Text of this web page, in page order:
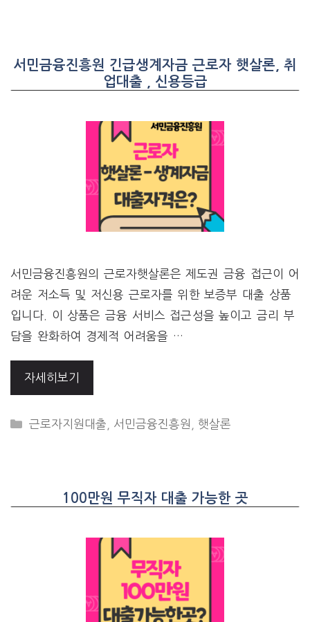
서민금융진흥원 긴급생계자금 근로자 햇살론, 취
업대출 , 신용등급
서민금융진흥원의 근로자햇살론은 제도권 금융 접근이 어
려운 저소득 및 저신용 근로자를 위한 보증부 대출 상품
입니다. 이 상품은 금융 서비스 접근성을 높이고 금리 부
담을 완화하여 경제적 어려움을 …
자세히보기
CATEGORIES
근로자지원대출 서민금융진흥원 햇살론
100만원 무직자 대출 가능한 곳